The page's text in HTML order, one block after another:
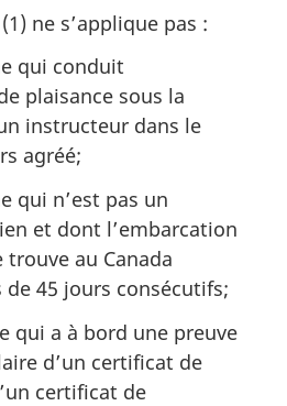
ne s’applique pas :
qui conduit
plaisance sous la
instructeur dans le
agréé;
qui n’est pas un
et dont l’embarcation
trouve au Canada
45 jours consécutifs;
qui a à bord une preuve
d’un certificat de
certificat de